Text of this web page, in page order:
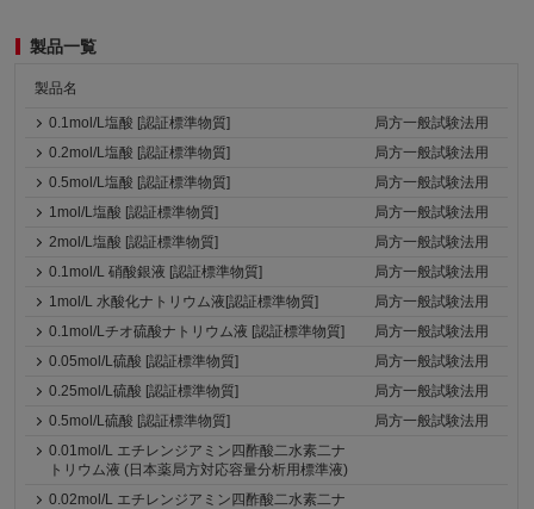
製品一覧
製品名
0.1mol/L塩酸 [認証標準物質]
局方一般試験法用
0.2mol/L塩酸 [認証標準物質]
局方一般試験法用
0.5mol/L塩酸 [認証標準物質]
局方一般試験法用
1mol/L塩酸 [認証標準物質]
局方一般試験法用
2mol/L塩酸 [認証標準物質]
局方一般試験法用
0.1mol/L 硝酸銀液 [認証標準物質]
局方一般試験法用
1mol/L 水酸化ナトリウム液[認証標準物質]
局方一般試験法用
0.1mol/Lチオ硫酸ナトリウム液 [認証標準物質]
局方一般試験法用
0.05mol/L硫酸 [認証標準物質]
局方一般試験法用
0.25mol/L硫酸 [認証標準物質]
局方一般試験法用
0.5mol/L硫酸 [認証標準物質]
局方一般試験法用
0.01mol/L エチレンジアミン四酢酸二水素二ナ
トリウム液 (日本薬局方対応容量分析用標準液)
0.02mol/L エチレンジアミン四酢酸二水素二ナ